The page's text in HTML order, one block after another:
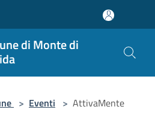
di Monte di
> Eventi > AttivaMente